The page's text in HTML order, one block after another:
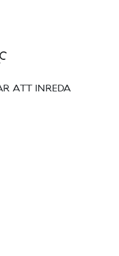
ATT INREDA